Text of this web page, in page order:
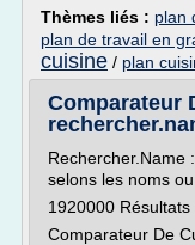
Thèmes liés : plan
plan de travail en
cuisine / plan
Comparateur
Rechercher.Name
selons les noms
1920000 Résultats
Comparateur De